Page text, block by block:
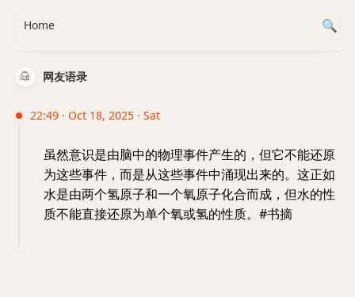
网友语录
22:49 · Oct 18, 2025 · Sat
虽然意识是由脑中的物理事件产生的，但它不能还原
为这些事件，而是从这些事件中涌现出来的。这正如
水是由两个氢原子和一个氧原子化合而成，但水的性
质不能直接还原为单个氧或氢的性质。#书摘
Home